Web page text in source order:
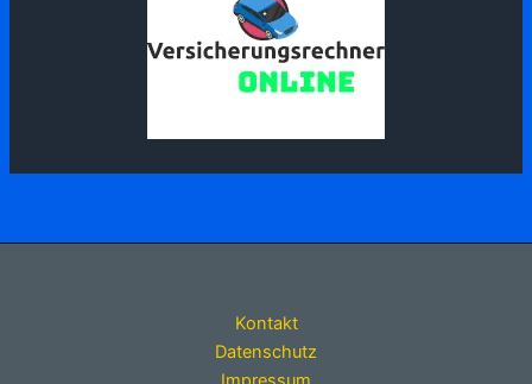
Kontakt
Datenschutz